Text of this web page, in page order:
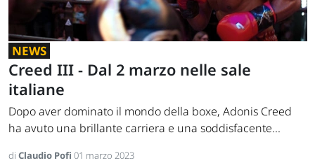
NEWS
Creed III - Dal 2 marzo nelle sale
italiane
Dopo aver dominato il mondo della boxe, Adonis Creed
ha avuto una brillante carriera e una soddisfacente...
di Claudio Pofi 01 marzo 2023